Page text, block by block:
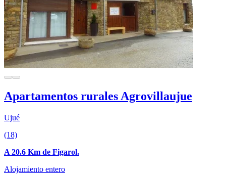
Apartamentos rurales Agrovillaujue
Ujué
(18)
A 20.6 Km de Figarol.
Alojamiento entero